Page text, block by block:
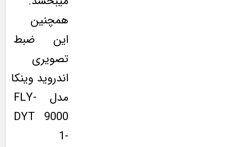
همچنین
این ضبط
تصویری
اندروید وینکا
مدل FLY-
DYT 9000
1-